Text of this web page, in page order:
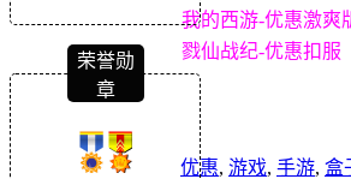
荣誉勋
章
我的西游-优惠激爽
戮仙战纪-优惠扣服
优惠, 游戏, 手游, 盒